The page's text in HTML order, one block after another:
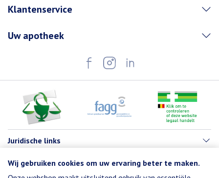
Wij gebruiken cookies om uw ervaring beter te maken.
Klantenservice
Uw apotheek
Juridische links